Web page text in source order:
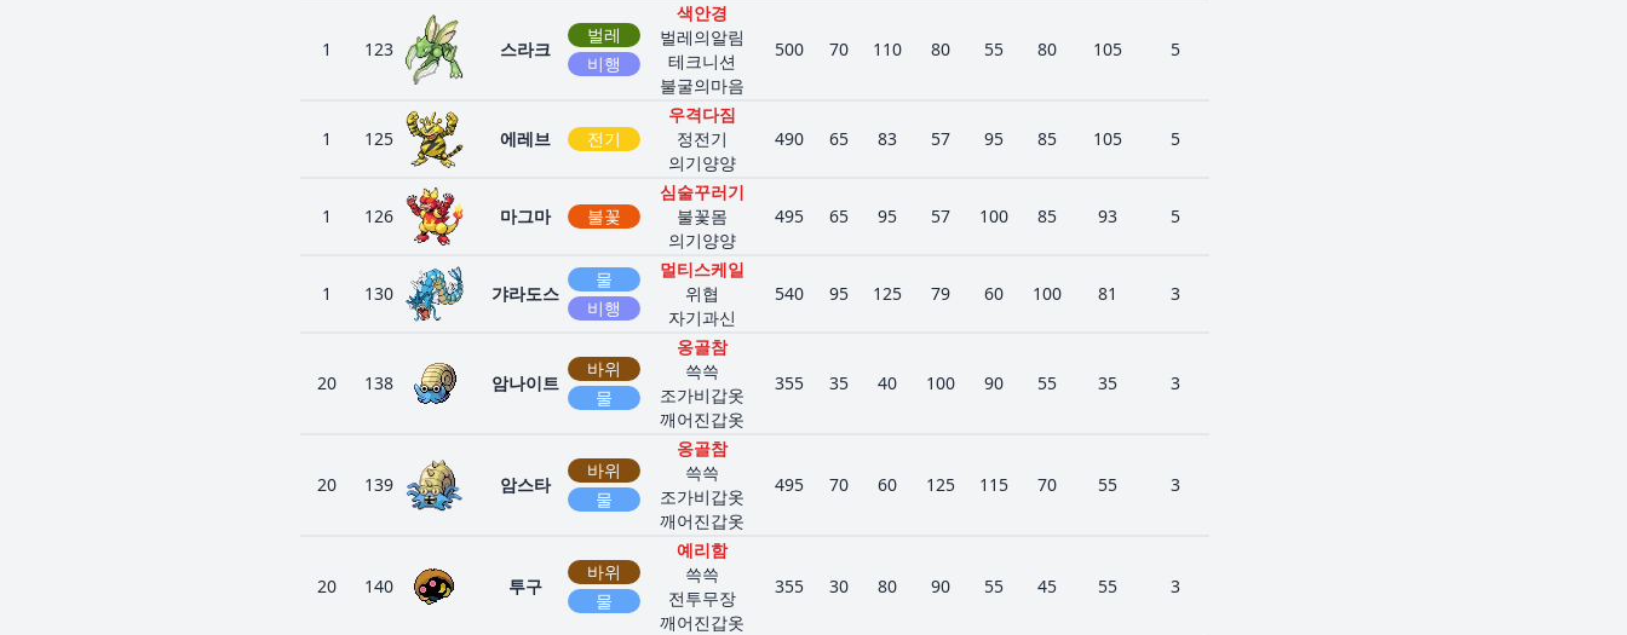
1 123 스라크
벌레
비행
색안경
벌레의알림
테크니션
불굴의마음
500 70 110 80 55 80 105 5
1 125 에레브 전기
우격다짐
정전기
의기양양
490 65 83 57 95 85 105 5
1 126 마그마 불꽃
심술꾸러기
불꽃몸
의기양양
495 65 95 57 100 85 93 5
1 130 갸라도스
물
비행
멀티스케일
위협
자기과신
540 95 125 79 60 100 81 3
20 138 암나이트
바위
물
옹골참
쓱쓱
조가비갑옷
깨어진갑옷
355 35 40 100 90 55 35 3
20 139 암스타
바위
물
옹골참
쓱쓱
조가비갑옷
깨어진갑옷
495 70 60 125 115 70 55 3
20 140 투구
바위
물
예리함
쓱쓱
전투무장
깨어진갑옷
355 30 80 90 55 45 55 3